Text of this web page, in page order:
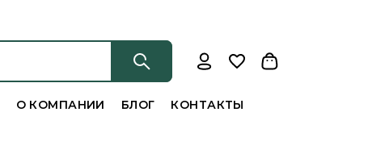
О КОМПАНИИ БЛОГ КОНТАКТЫ